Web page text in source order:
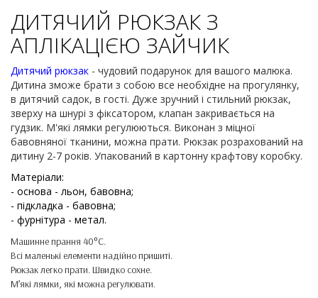
ДИТЯЧИЙ РЮКЗАК З
АПЛІКАЦІЄЮ ЗАЙЧИК
Дитячий рюкзак - чудовий подарунок для вашого малюка.
Дитина зможе брати з собою все необхідне на прогулянку,
в дитячий садок, в гості. Дуже зручний і стильний рюкзак,
зверху на шнурі з фіксатором, клапан закривається на
гудзик. М'які лямки регулюються. Виконан з міцної
бавовняної тканини, можна прати. Рюкзак розрахований на
дитину 2-7 років. Упакований в картонну крафтову коробку.
Матеріали:
- основа - льон, бавовна;
- підкладка - бавовна;
- фурнітура - метал.
Машинне прання 40°C.
Всі маленькі елементи надійно пришиті.
Рюкзак легко прати. Швидко сохне.
М’які лямки, які можна регулювати.